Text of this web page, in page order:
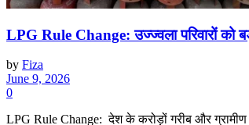
LPG Rule Change: उज्ज्वला परिवारों को
by Fiza
June 9, 2026
0
LPG Rule Change: देश के करोड़ों गरीब और ग्रामीण